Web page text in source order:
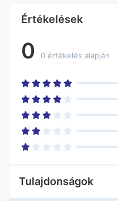
Értékelések
0 0 értékelés alapján
Tulajdonságok